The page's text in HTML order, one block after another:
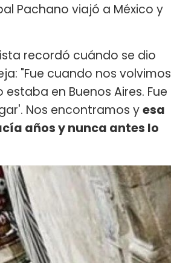
Pachano viajó a México y
recordó cuándo se dio
"Fue cuando nos volvimos
en Buenos Aires. Fue
Nos encontramos yesa
años y nunca antes lo